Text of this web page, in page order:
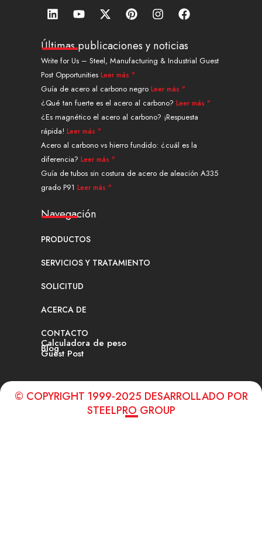
L
i
k
e
d
i
n
Y
o
t
u
b
e
X
-
w
i
t
t
e
r
P
i
t
e
r
e
s
t
I
n
t
a
g
a
m
F
a
e
b
o
k
Últimas publicaciones y noticias
Write for Us – Steel, Manufacturing & Industrial Guest
Post Opportunities Leer más "
Guía de acero al carbono negro Leer más "
¿Qué tan fuerte es el acero al carbono? Leer más "
¿Es magnético el acero al carbono? ¡Respuesta
rápida! Leer más "
Acero al carbono vs hierro fundido: ¿cuál es la
diferencia? Leer más "
Guía de tubos sin costura de acero de aleación A335
grado P91 Leer más "
Navegación
PRODUCTOS
SERVICIOS Y TRATAMIENTO
SOLICITUD
ACERCA DE
CONTACTO
Calculadora de peso
Blog
Guest Post
© COPYRIGHT 1999-2025 DESARROLLADO POR
STEELPRO GROUP